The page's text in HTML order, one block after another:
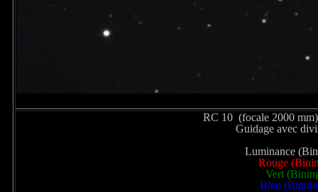
RC 10 (focale 2000
Guidage avec
Luminance
Rouge
Vert
Bleu